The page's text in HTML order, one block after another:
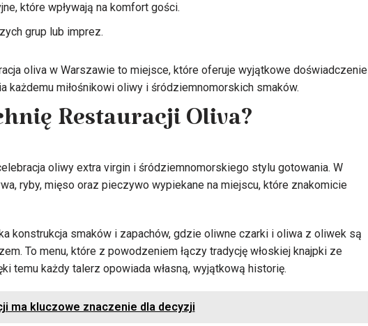
które wpływają na komfort gości.
grup lub imprez.
oliva w Warszawie to miejsce, które oferuje wyjątkowe doświadczenie
każdemu miłośnikowi oliwy i śródziemnomorskich smaków.
Restauracji Oliva?
oliwy extra virgin i śródziemnomorskiego stylu gotowania. W
ryby, mięso oraz pieczywo wypiekane na miejscu, które znakomicie
konstrukcja smaków i zapachów, gdzie oliwne czarki i oliwa z oliwek są
To menu, które z powodzeniem łączy tradycję włoskiej knajpki ze
temu każdy talerz opowiada własną, wyjątkową historię.
ma kluczowe znaczenie dla decyzji